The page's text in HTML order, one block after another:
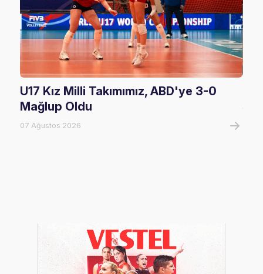
U17 Kız Milli Takımımız, ABD'ye 3-0
Mağlup Oldu
07 Ağustos 2026